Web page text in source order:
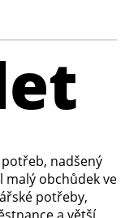
nadšený
malý obchůdek ve
potřeby,